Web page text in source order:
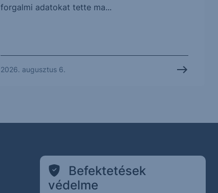
forgalmi adatokat tette ma...
2026. augusztus 6.
Befektetések
védelme